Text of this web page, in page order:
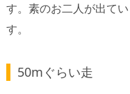
す。素のお二人が出て
す。
50mぐらい走